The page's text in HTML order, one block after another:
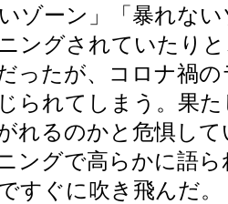
ゾーン」「暴れな
ングされていたり
ったが、コロナ禍
られてしまう。果
れるのかと危惧し
ングで高らかに語
すぐに吹き飛んだ。